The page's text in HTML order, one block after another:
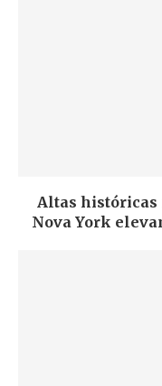
Altas históricas
Nova York